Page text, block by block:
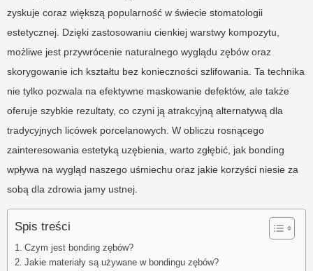
zyskuje coraz większą popularność w świecie stomatologii
estetycznej. Dzięki zastosowaniu cienkiej warstwy kompozytu,
możliwe jest przywrócenie naturalnego wyglądu zębów oraz
skorygowanie ich kształtu bez konieczności szlifowania. Ta technika
nie tylko pozwala na efektywne maskowanie defektów, ale także
oferuje szybkie rezultaty, co czyni ją atrakcyjną alternatywą dla
tradycyjnych licówek porcelanowych. W obliczu rosnącego
zainteresowania estetyką uzębienia, warto zgłębić, jak bonding
wpływa na wygląd naszego uśmiechu oraz jakie korzyści niesie za
sobą dla zdrowia jamy ustnej.
Spis treści
Czym jest bonding zębów?
Jakie materiały są używane w bondingu zębów?